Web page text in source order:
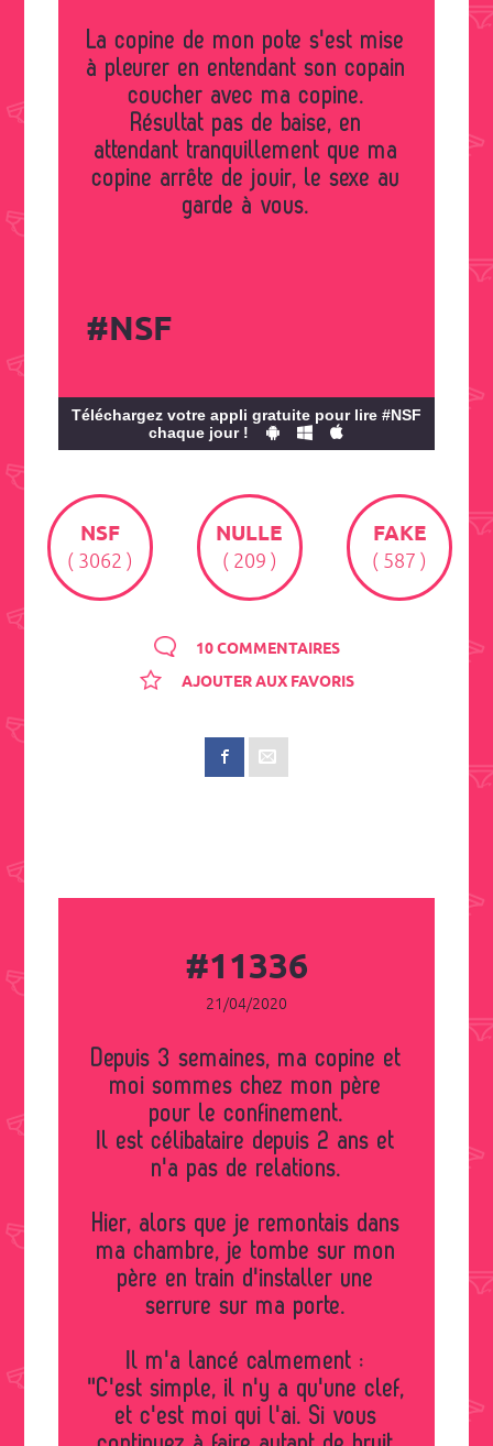
La copine de mon pote s'est mise
à pleurer en entendant son copain
coucher avec ma copine.
Résultat pas de baise, en
attendant tranquillement que ma
copine arrête de jouir, le sexe au
garde à vous.
#NSF
Téléchargez votre appli gratuite pour lire #NSF
chaque jour !
NSF
( 3062 )
NULLE
( 209 )
FAKE
( 587 )
10 COMMENTAIRES
AJOUTER AUX FAVORIS
#11336
21/04/2020
Depuis 3 semaines, ma copine et
moi sommes chez mon père
pour le confinement.
Il est célibataire depuis 2 ans et
n'a pas de relations.
Hier, alors que je remontais dans
ma chambre, je tombe sur mon
père en train d'installer une
serrure sur ma porte.
Il m'a lancé calmement :
"C'est simple, il n'y a qu'une clef,
et c'est moi qui l'ai. Si vous